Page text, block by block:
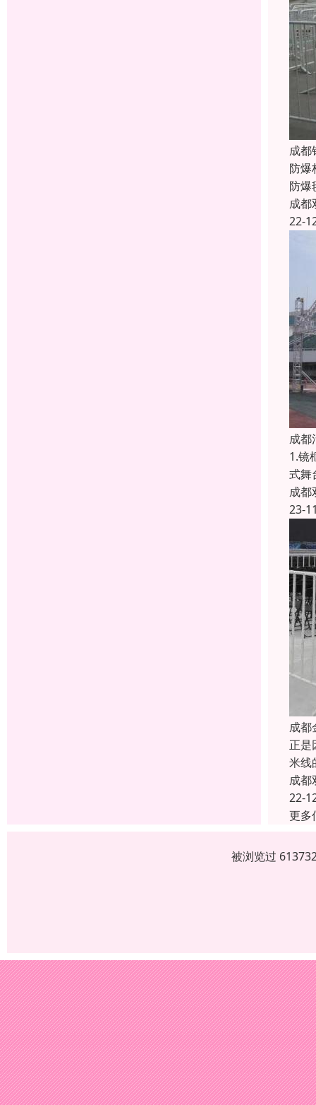
成都
防爆
防爆
成都
22-
成都
1.镜
式舞
成都
23-
成都
正是
米线
成都
22-
更多
被浏览过